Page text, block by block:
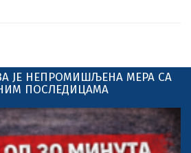
ЈЕ НЕПРОМИШЉЕНА МЕРА СА
ПОСЛЕДИЦАМА